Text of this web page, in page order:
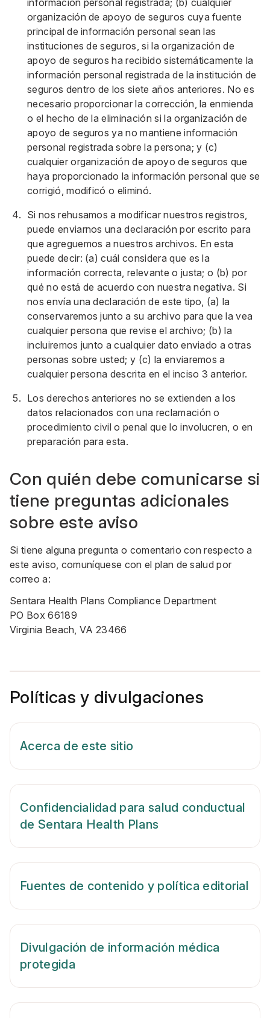
información personal registrada; (b) cualquier
organización de apoyo de seguros cuya fuente
principal de información personal sean las
instituciones de seguros, si la organización de
apoyo de seguros ha recibido sistemáticamente la
información personal registrada de la institución de
seguros dentro de los siete años anteriores. No es
necesario proporcionar la corrección, la enmienda
o el hecho de la eliminación si la organización de
apoyo de seguros ya no mantiene información
personal registrada sobre la persona; y (c)
cualquier organización de apoyo de seguros que
haya proporcionado la información personal que se
corrigió, modificó o eliminó.
Si nos rehusamos a modificar nuestros registros,
puede enviarnos una declaración por escrito para
que agreguemos a nuestros archivos. En esta
puede decir: (a) cuál considera que es la
información correcta, relevante o justa; o (b) por
qué no está de acuerdo con nuestra negativa. Si
nos envía una declaración de este tipo, (a) la
conservaremos junto a su archivo para que la vea
cualquier persona que revise el archivo; (b) la
incluiremos junto a cualquier dato enviado a otras
personas sobre usted; y (c) la enviaremos a
cualquier persona descrita en el inciso 3 anterior.
Los derechos anteriores no se extienden a los
datos relacionados con una reclamación o
procedimiento civil o penal que lo involucren, o en
preparación para esta.
Con quién debe comunicarse si
tiene preguntas adicionales
sobre este aviso
Si tiene alguna pregunta o comentario con respecto a
este aviso, comuníquese con el plan de salud por
correo a:
Sentara Health Plans Compliance Department
PO Box 66189
Virginia Beach, VA 23466
Políticas y divulgaciones
Acerca de este sitio
Confidencialidad para salud conductual
de Sentara Health Plans
Fuentes de contenido y política editorial
Divulgación de información médica
protegida